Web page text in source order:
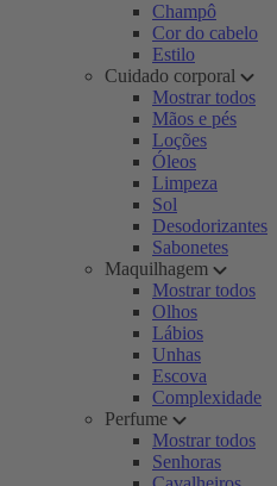
Champô
Cor do cabelo
Estilo
Cuidado corporal
Mostrar todos
Mãos e pés
Loções
Óleos
Limpeza
Sol
Desodorizantes
Sabonetes
Maquilhagem
Mostrar todos
Olhos
Lábios
Unhas
Escova
Complexidade
Perfume
Mostrar todos
Senhoras